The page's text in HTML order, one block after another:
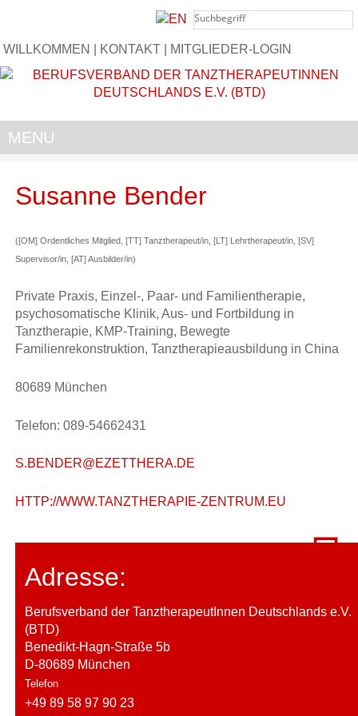
WILLKOMMEN KONTAKT MITGLIEDER-LOGIN
MENU
Susanne Bender
([OM] Ordentliches Mitglied, [TT] Tanztherapeut/in, [LT] Lehrtherapeut/in, [SV]
Supervisor/in, [AT] Ausbilder/in)
Private Praxis, Einzel-, Paar- und Familientherapie,
psychosomatische Klinik, Aus- und Fortbildung in
Tanztherapie, KMP-Training, Bewegte
Familienrekonstruktion, Tanztherapieausbildung in China
80689 München
Telefon: 089-54662431
S.BENDER@EZETTHERA.DE
HTTP://WWW.TANZTHERAPIE-ZENTRUM.EU
Adresse:
Berufsverband der TanztherapeutInnen Deutschlands e.V.
(BTD)
Benedikt-Hagn-Straße 5b
D-80689 München
Telefon
+49 89 58 97 90 23